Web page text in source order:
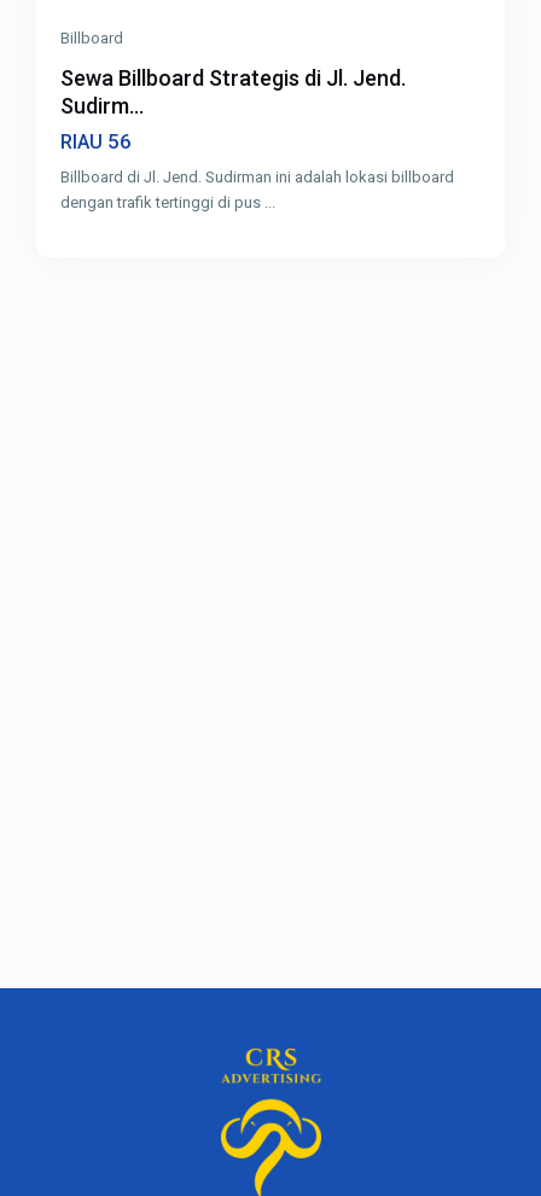
Billboard
Sewa Billboard Strategis di Jl. Jend.
Sudirm...
RIAU 56
Billboard di Jl. Jend. Sudirman ini adalah lokasi billboard
dengan trafik tertinggi di pus ...